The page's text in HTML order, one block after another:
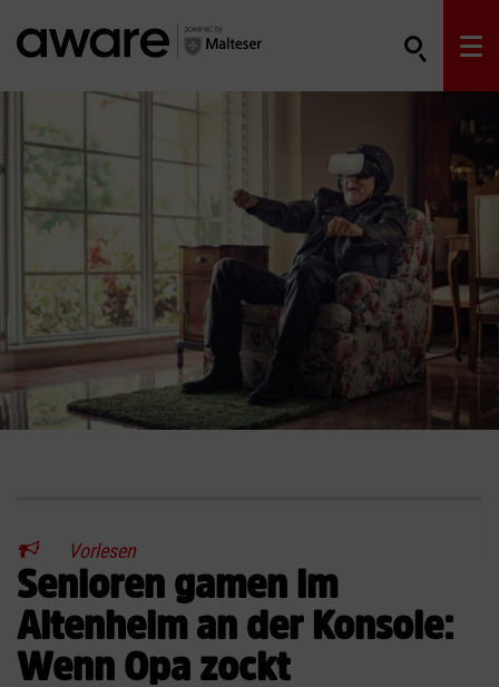
Vorlesen
Senioren gamen im
Altenheim an der Konsole:
Wenn Opa zockt